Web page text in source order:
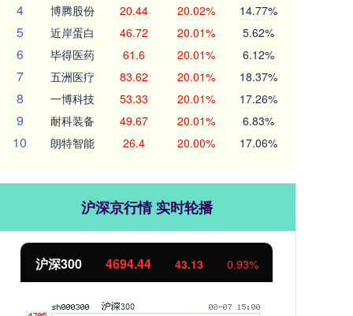
4 博腾股份 20.44 20.02% 14.77%
5 近岸蛋白 46.72 20.01% 5.62%
6 毕得医药 61.6 20.01% 6.12%
7 五洲医疗 83.62 20.01% 18.37%
8 一博科技 53.33 20.01% 17.26%
9 耐科装备 49.67 20.01% 6.83%
10 朗特智能 26.4 20.00% 17.06%
沪深京行情 实时轮播
沪深300 4694.44 43.13 0.93%